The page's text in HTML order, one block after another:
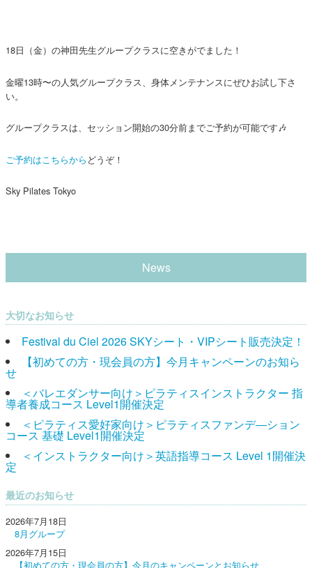
18日（金）の神田先生グループクラスに空きがでました！
金曜13時〜の人気グループクラス、身体メンテナンスにぜひお試し下さ
い。
グループクラスは、セッション開始の30分前までご予約が可能です🎶
ご予約はこちらから どうぞ！
Sky Pilates Tokyo
News
大切なお知らせ
Festival du Ciel 2026 SKYシート・VIPシート販売決定！
【初めての方・現会員の方】今月キャンペーンのお知ら
せ
＜バレエダンサー向け＞ピラティスインストラクター 指
導者養成コース Level1開催決定
＜ピラティス愛好家向け＞ピラティスファンデ―ション
コース 基礎 Level1開催決定
＜インストラクター向け＞英語指導コース Level 1開催決
定
最近のお知らせ
2026年7月18日
8月グループ
2026年7月15日
【初めての方・現会員の方】今月のキャンペーンとお知らせ